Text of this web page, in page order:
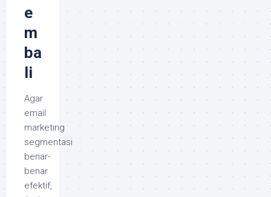
e
m
ba
li
Agar
email
marketing
segmentasi
benar-
benar
efektif,